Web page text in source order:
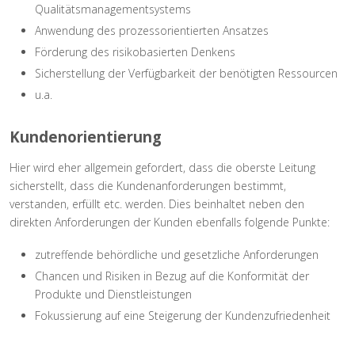
Qualitätsmanagementsystems
Anwendung des prozessorientierten Ansatzes
Förderung des risikobasierten Denkens
Sicherstellung der Verfügbarkeit der benötigten Ressourcen
u.a.
Kundenorientierung
Hier wird eher allgemein gefordert, dass die oberste Leitung
sicherstellt, dass die Kundenanforderungen bestimmt,
verstanden, erfüllt etc. werden. Dies beinhaltet neben den
direkten Anforderungen der Kunden ebenfalls folgende Punkte:
zutreffende behördliche und gesetzliche Anforderungen
Chancen und Risiken in Bezug auf die Konformität der
Produkte und Dienstleistungen
Fokussierung auf eine Steigerung der Kundenzufriedenheit